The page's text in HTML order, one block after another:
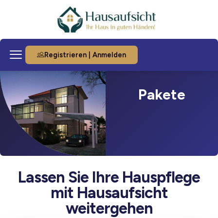
Registrieren | Anmelden
Pakete
Lassen Sie Ihre Hauspflege
mit Hausaufsicht
weitergehen